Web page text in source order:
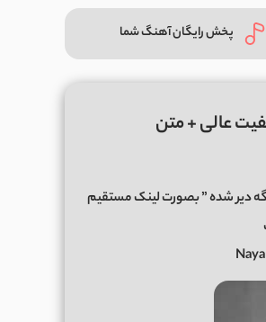
پخش رایگان آهنگ شما
دیر شده ” بصورت لینک مستقیم